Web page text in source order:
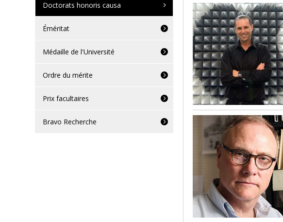
Doctorats honoris causa
Éméritat
Médaille de l'Université
Ordre du mérite
Prix facultaires
Bravo Recherche